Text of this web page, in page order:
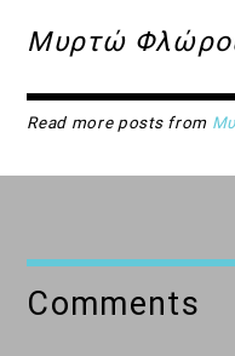
Μυρτώ
Read more posts from
Comments